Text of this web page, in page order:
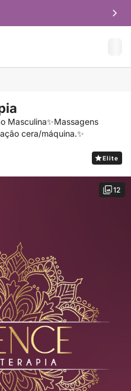
Masculina✨Massagens
cera/máquina.✨
Elite
12